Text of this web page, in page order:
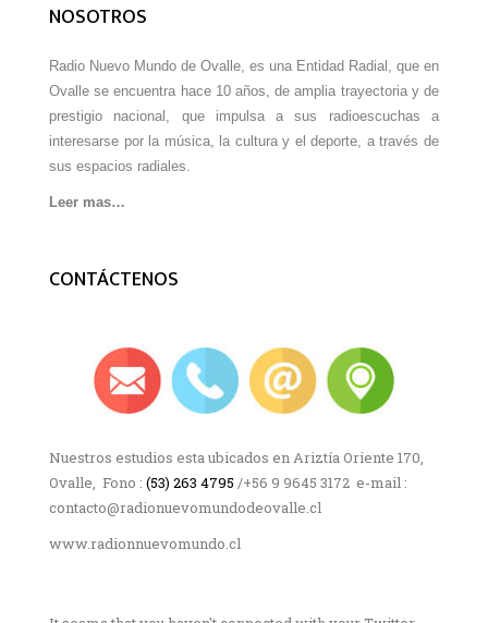
NOSOTROS
Radio Nuevo Mundo de Ovalle, es una Entidad Radial, que en
Ovalle se encuentra hace 10 años, de amplia trayectoria y de
prestigio nacional, que impulsa a sus radioescuchas a
interesarse por la música, la cultura y el deporte, a través de
sus espacios radiales.
Leer mas…
CONTÁCTENOS
Nuestros estudios esta ubicados en Ariztía Oriente 170,
Ovalle, Fono : (53) 263 4795 /+56 9 9645 3172 e-mail :
contacto@radionuevomundodeovalle.cl
www.radionnuevomundo.cl